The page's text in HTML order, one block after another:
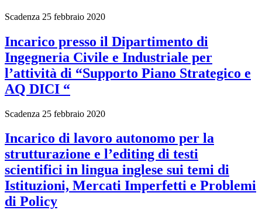
Scadenza 25 febbraio 2020
Incarico presso il Dipartimento di
Ingegneria Civile e Industriale per
l’attività di “Supporto Piano Strategico e
AQ DICI “
Scadenza 25 febbraio 2020
Incarico di lavoro autonomo per la
strutturazione e l’editing di testi
scientifici in lingua inglese sui temi di
Istituzioni, Mercati Imperfetti e Problemi
di Policy